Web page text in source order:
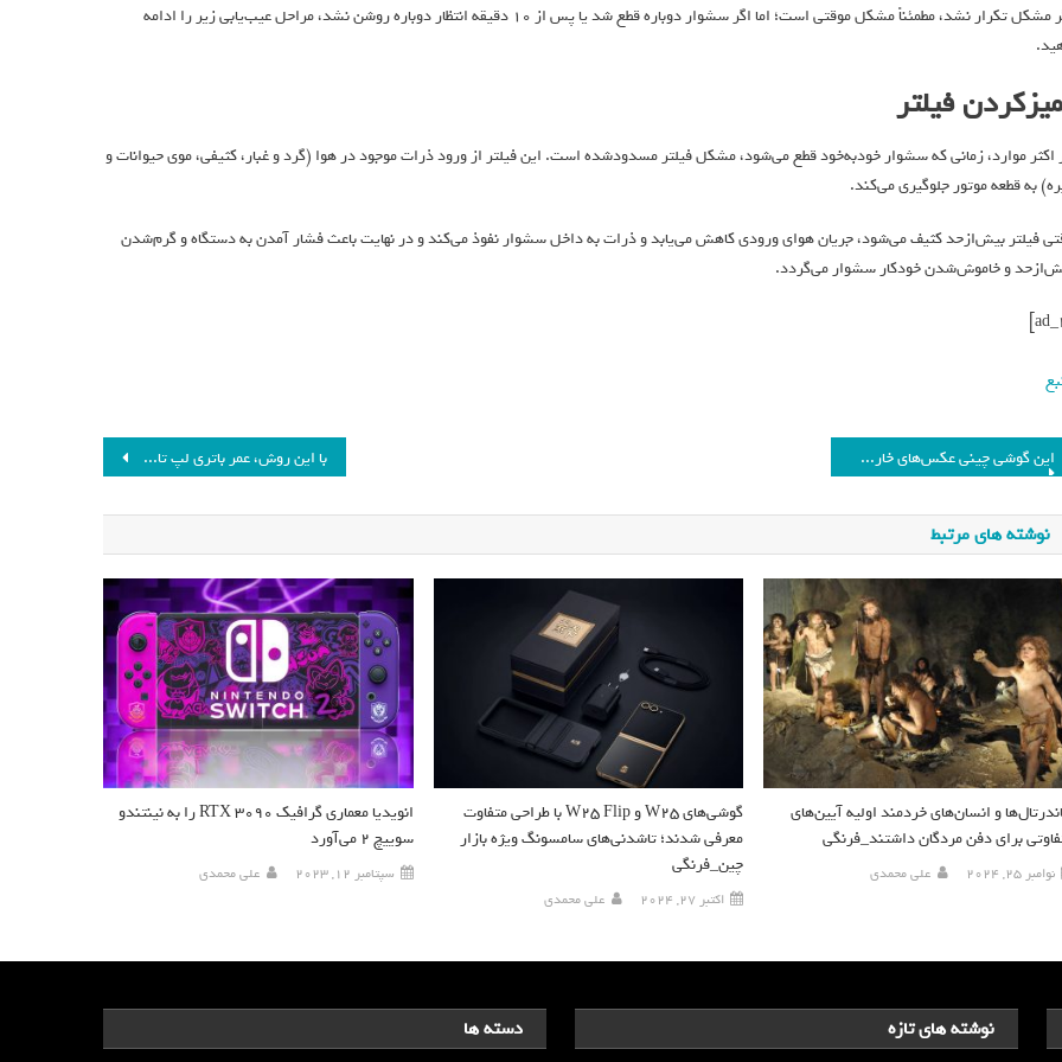
اگر مشکل تکرار نشد، مطمئناً مشکل موقتی است؛ اما اگر سشوار دوباره قطع شد یا پس از ۱۰ دقیقه انتظار دوباره روشن نشد، مراحل عیب‌یابی زیر را ادامه
فیلتر
اکثر موارد، زمانی که سشوار خودبه‌خود قطع می‌شود، مشکل فیلتر مسدودشده است. این فیلتر از ورود ذرات موجود در هوا (گرد و غبار، کثیفی، موی حیوانات و
به قطعه موتور جلوگیری می‌کند.
فیلتر بیش‌ازحد کثیف می‌شود، جریان هوای ورودی کاهش می‌یابد و ذرات به داخل سشوار نفوذ می‌کند و در نهایت باعث فشار آمدن به دستگاه و گرم‌شدن
و خاموش‌شدن خودکار سشوار می‌گردد.
با این روش، عمر باتری لپ تاپ خود را افزایش دهید این گوشی چینی عکس‌های خارق‌العاده‌ای از غروب آفتاب می‌گیرد
نوشته های مرتبط
انویدیا معماری گرافیک RTX 3090 را به نینتندو
سوییچ ۲ می‌آورد
سپتامبر 12, 2023 علی محمدی
گوشی‌های W25 و W25 Flip با طراحی متفاوت
معرفی شدند؛ تاشدنی‌های سامسونگ ویژه بازار
چین_فرنگی
اکتبر 27, 2024 علی محمدی
و انسان‌های خردمند اولیه آیین‌های
برای دفن مردگان داشتند_فرنگی
نوامبر 25, 2024 علی محمدی
دسته ها نوشته های تازه